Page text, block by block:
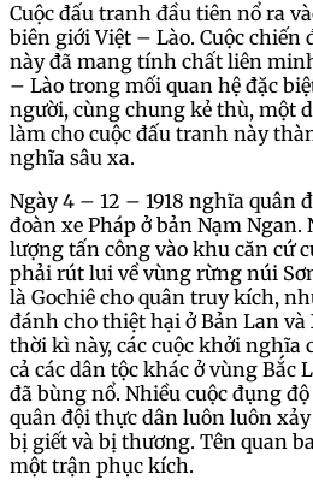
Cuộc đấu tranh đầu tiên nổ ra
biên giới Việt – Lào. Cuộc chiến
này đã mang tính chất liên
– Lào trong mối quan hệ đặc
người, cùng chung kẻ thù, một
làm cho cuộc đấu tranh này
nghĩa sâu xa.
Ngày 4 – 12 – 1918 nghĩa quân
đoàn xe Pháp ở bản Nạm Ngan.
lượng tấn công vào khu căn cứ
phải rút lui về vùng rừng núi
là Gochiê cho quân truy kích,
đánh cho thiệt hại ở Bản Lan và
thời kì này, các cuộc khởi nghĩa
cả các dân tộc khác ở vùng Bắc
đã bùng nổ. Nhiều cuộc đụng
quân đội thực dân luôn luôn
bị giết và bị thương. Tên quan
một trận phục kích.